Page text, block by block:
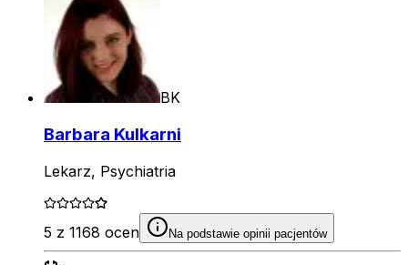
BK
Barbara Kulkarni
Lekarz, Psychiatria
5 z 1168 ocen Na podstawie opinii pacjentów